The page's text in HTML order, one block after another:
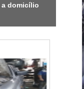
a domicílio